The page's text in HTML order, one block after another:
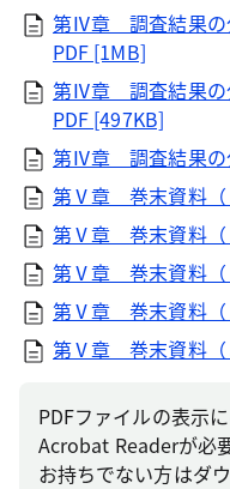
第Ⅳ章＿調査結果の
PDF [1MB]
第Ⅳ章＿調査結果の
PDF [497KB]
第Ⅳ章＿調査結果の
第Ⅴ章＿巻末資料（
第Ⅴ章＿巻末資料（
第Ⅴ章＿巻末資料（
第Ⅴ章＿巻末資料（
第Ⅴ章＿巻末資料（
PDFファイルの表示
Acrobat Readerが必
お持ちでない方はダ